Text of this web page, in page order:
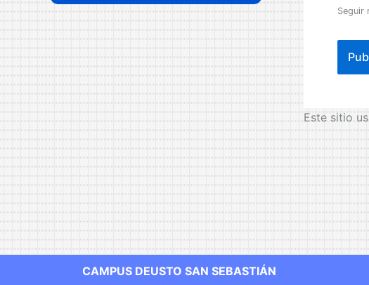
Seguir
Este sitio
CAMPUS DEUSTO SAN SEBASTIÁN